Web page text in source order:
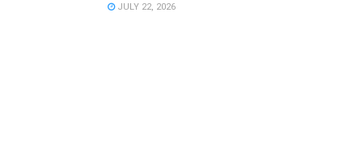
JULY 22, 2026